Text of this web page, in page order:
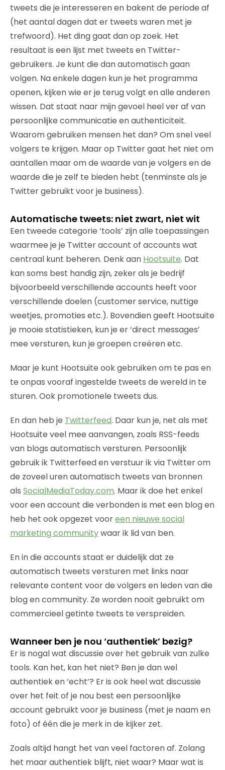
tweets die je interesseren en bakent de periode af
(het aantal dagen dat er tweets waren met je
trefwoord). Het ding gaat dan op zoek. Het
resultaat is een lijst met tweets en Twitter-
gebruikers. Je kunt die dan automatisch gaan
volgen. Na enkele dagen kun je het programma
openen, kijken wie er je terug volgt en alle anderen
wissen. Dat staat naar mijn gevoel heel ver af van
persoonlijke communicatie en authenticiteit.
Waarom gebruiken mensen het dan? Om snel veel
volgers te krijgen. Maar op Twitter gaat het niet om
aantallen maar om de waarde van je volgers en de
waarde die je zelf te bieden hebt (tenminste als je
Twitter gebruikt voor je business).
Automatische tweets: niet zwart, niet wit
Een tweede categorie ‘tools’ zijn alle toepassingen
waarmee je je Twitter account of accounts wat
centraal kunt beheren. Denk aan Hootsuite. Dat
kan soms best handig zijn, zeker als je bedrijf
bijvoorbeeld verschillende accounts heeft voor
verschillende doelen (customer service, nuttige
weetjes, promoties etc.). Bovendien geeft Hootsuite
je mooie statistieken, kun je er ‘direct messages’
mee versturen, kun je groepen creëren etc.
Maar je kunt Hootsuite ook gebruiken om te pas en
te onpas vooraf ingestelde tweets de wereld in te
sturen. Ook promotionele tweets dus.
En dan heb je Twitterfeed. Daar kun je, net als met
Hootsuite veel mee aanvangen, zoals RSS-feeds
van blogs automatisch versturen. Persoonlijk
gebruik ik Twitterfeed en verstuur ik via Twitter om
de zoveel uren automatisch tweets van bronnen
als SocialMediaToday.com. Maar ik doe het enkel
voor een account die verbonden is met een blog en
heb het ook opgezet vooreen nieuwe social
marketing communitywaar ik lid van ben.
En in die accounts staat er duidelijk dat ze
automatisch tweets versturen met links naar
relevante content voor de volgers en leden van die
blog en community. Ze worden nooit gebruikt om
commercieel getinte tweets te verspreiden.
Wanneer ben je nou ‘authentiek’ bezig?
Er is nogal wat discussie over het gebruik van zulke
tools. Kan het, kan het niet? Ben je dan wel
authentiek en ‘echt’? Er is ook heel wat discussie
over het feit of je nou best een persoonlijke
account gebruikt voor je business (met je naam en
foto) of één die je merk in de kijker zet.
Zoals altijd hangt het van veel factoren af. Zolang
het maar authentiek blijft, niet waar? Maar wat is